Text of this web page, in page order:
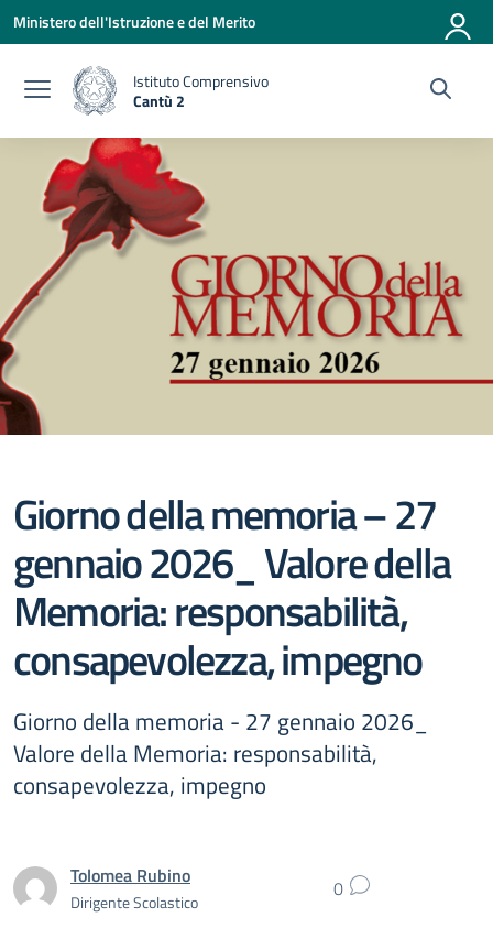
Vai ai contenuti
Vai al menu di navigazione
Vai al footer
Ministero dell'Istruzione e del Merito
Istituto Comprensivo
Cantù 2
Giorno della memoria – 27
gennaio 2026_ Valore della
Memoria: responsabilità,
consapevolezza, impegno
Giorno della memoria - 27 gennaio 2026_
Valore della Memoria: responsabilità,
consapevolezza, impegno
Tolomea Rubino
Dirigente Scolastico 0